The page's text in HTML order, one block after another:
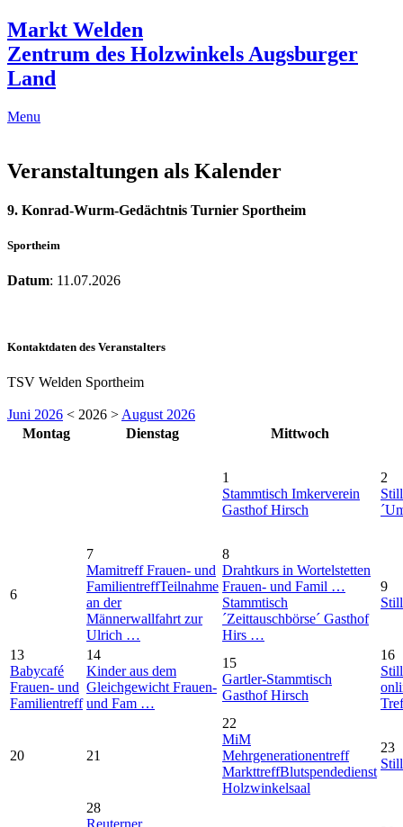
Markt Welden
Zentrum des Holzwinkels Augsburger
Land
Menu
Veranstaltungen als Kalender
9. Konrad-Wurm-Gedächtnis Turnier Sportheim
Sportheim
Datum: 11.07.2026
Kontaktdaten des Veranstalters
TSV Welden Sportheim
Juni 2026 < 2026 > August 2026
Montag
Dienstag Mittwoch
1
Stammtisch Imkerverein
Gasthof Hirsch
2
6
7
Mamitreff Frauen- und
FamilientreffTeilnahme
an der
Männerwallfahrt zur
Ulrich …
8
Drahtkurs in Wortelstetten
Frauen- und Famil …
Stammtisch
´Zeittauschbörse´ Gasthof
Hirs …
9
13
Babycafé
Frauen- und
Familientreff
14
Kinder aus dem
Gleichgewicht Frauen-
und Fam …
15
Gartler-Stammtisch
Gasthof Hirsch
16
20 21
22
MiM
Mehrgenerationentreff
MarkttreffBlutspendedienst
Holzwinkelsaal
23
28
Reuterner